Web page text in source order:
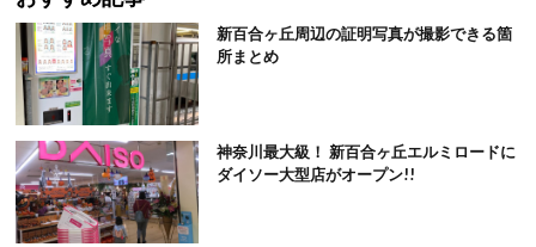
新百合ヶ丘周辺の証明写真が撮影できる箇
所まとめ
神奈川最大級！ 新百合ヶ丘エルミロードに
ダイソー大型店がオープン!!